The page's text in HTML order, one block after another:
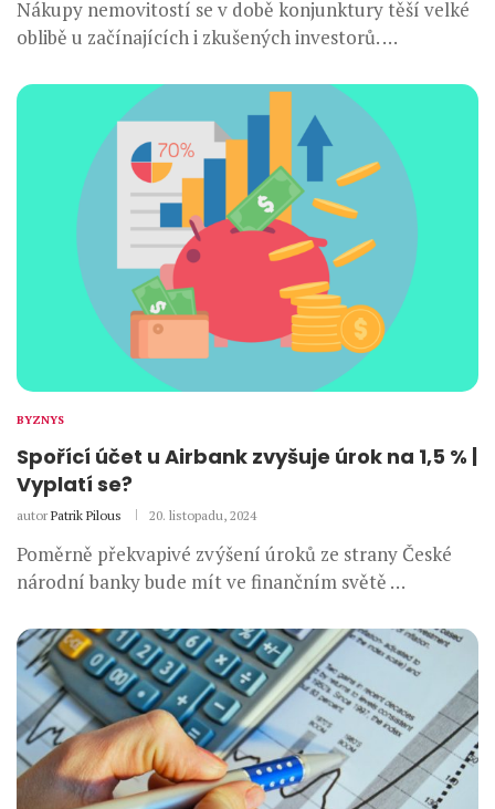
Nákupy nemovitostí se v době konjunktury těší velké
oblibě u začínajících i zkušených investorů. …
BYZNYS
Spořící účet u Airbank zvyšuje úrok na 1,5 % |
Vyplatí se?
autor Patrik Pilous 20. listopadu, 2024
Poměrně překvapivé zvýšení úroků ze strany České
národní banky bude mít ve finančním světě …